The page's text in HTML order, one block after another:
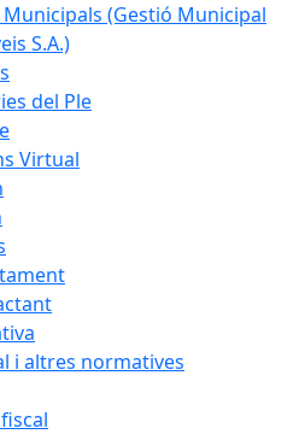
Municipals (Gestió Municipal
S.A.)
del Ple
Virtual
i altres normatives